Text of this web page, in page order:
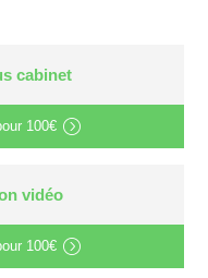
cabinet
100€
vidéo
100€